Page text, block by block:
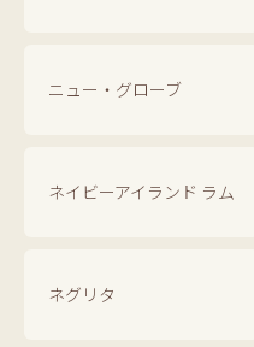
ニュー・グローブ
ネイビーアイランド ラム
ネグリタ